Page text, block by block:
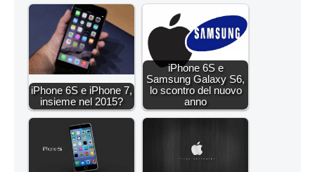
iPhone 6S e iPhone 7,
insieme nel 2015?
iPhone 6S e
Samsung Galaxy S6,
lo scontro del nuovo
anno